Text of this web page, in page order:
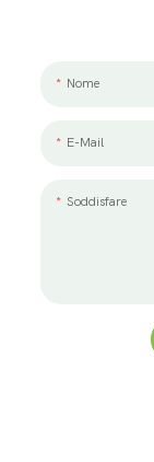
Nome
E-Mail
Soddisfare